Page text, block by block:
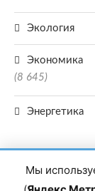
Экология
Экономика
(8 645)
Энергетика
Мы